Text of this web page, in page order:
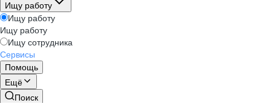
Ищу работу
Ищу работу
Ищу работу
Ищу сотрудника
Сервисы
Помощь
Ещё
Поиск